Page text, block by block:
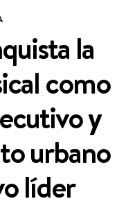
la
como
y
urbano
líder